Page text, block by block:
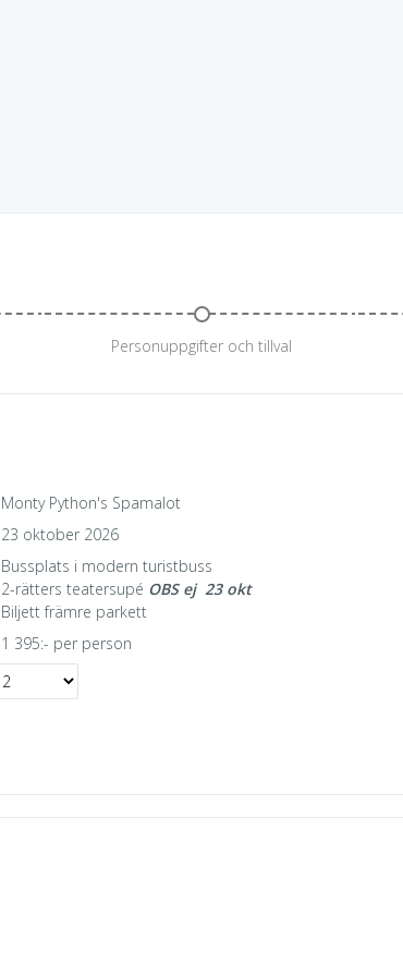
Personuppgifter och tillval
Monty Python's Spamalot
23 oktober 2026
Bussplats i modern turistbuss
2-rätters teatersupé OBS ej 23 okt
Biljett främre parkett
1 395:- per person